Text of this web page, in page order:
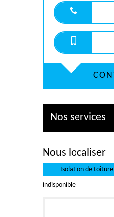
Nos services
Nous localiser
Isolation de toiture
indisponible